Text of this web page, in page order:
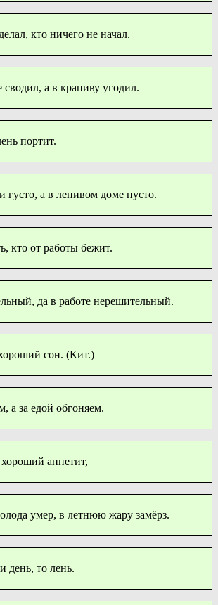
кто ничего не начал.
сводил, а в крапиву угодил.
портит.
густо, а в ленивом доме пусто.
кто от работы бежит.
да в работе нерешительный.
сон. (Кит.)
а за едой обгоняем.
хороший аппетит,
умер, в летнюю жару замёрз.
день, то лень.